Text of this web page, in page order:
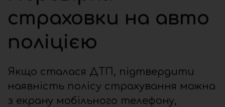
страховки на авто
поліцією
Якщо сталася ДТП, підтвердити
наявність полісу страхування можна
з екрану мобільного телефону,